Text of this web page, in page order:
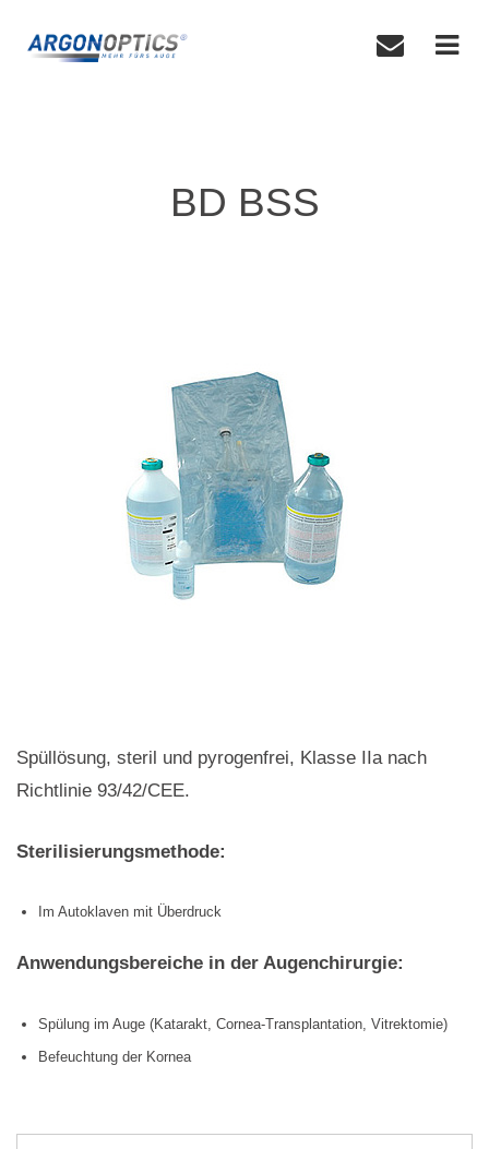
BD BSS
Spüllösung, steril und pyrogenfrei, Klasse IIa nach
Richtlinie 93/42/CEE.
Sterilisierungsmethode:
Im Autoklaven mit Überdruck
Anwendungsbereiche in der Augenchirurgie:
Spülung im Auge (Katarakt, Cornea-Transplantation, Vitrektomie)
Befeuchtung der Kornea